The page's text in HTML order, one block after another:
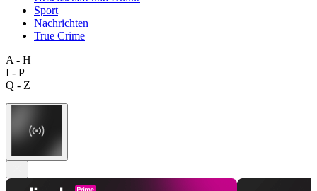
Sport
Nachrichten
True Crime
A - H
I - P
Q - Z